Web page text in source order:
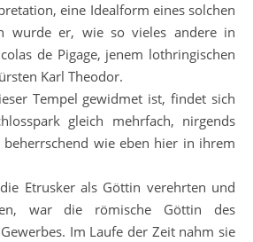
eine Idealform eines solchen
wurde er, wie so vieles andere in
de Pigage, jenem lothringischen
Karl Theodor.
Tempel gewidmet ist, findet sich
gleich mehrfach, nirgends
wie eben hier in ihrem
Etrusker als Göttin verehrten und
war die römische Göttin des
Im Laufe der Zeit nahm sie